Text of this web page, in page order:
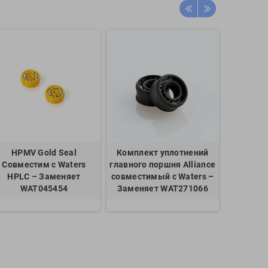
HPMV Gold Seal
Совместим с Waters
HPLC – Заменяет
WAT045454
Комплект уплотнений
главного поршня Alliance
совместимый с Waters –
Заменяет WAT271066